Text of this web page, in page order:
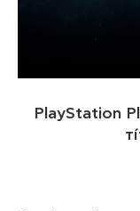
PlayStation